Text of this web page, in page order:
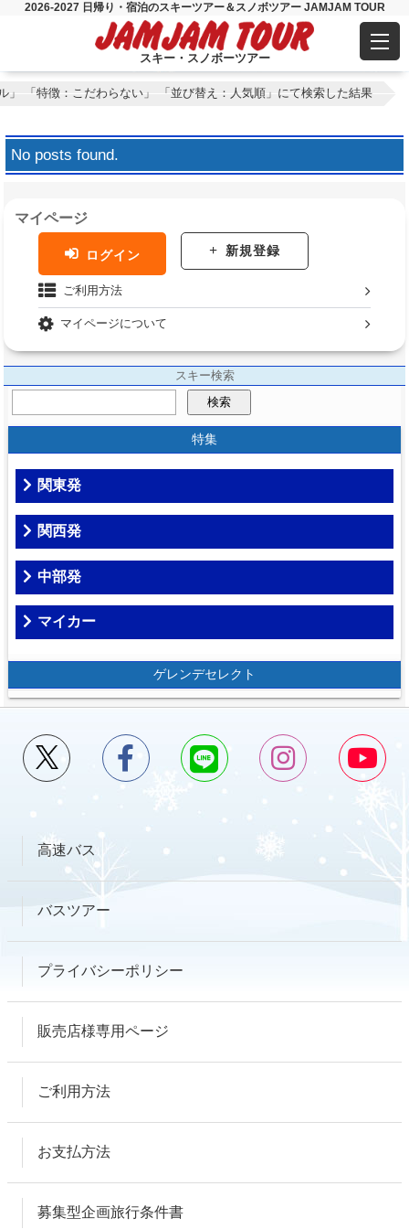
2026-2027 日帰り・宿泊のスキーツアー＆スノボツアー JAMJAM TOUR
スキー・スノボーツアー
「特徴：こだわらない」 「並び替え：人気順」にて検索した結果
No posts found.
マイページ
ログイン 新規登録
ご利用方法
マイページについて
スキー検索
検索
特集
関東発
関西発
中部発
マイカー
ゲレンデセレクト
高速バス
バスツアー
プライバシーポリシー
販売店様専用ページ
ご利用方法
お支払方法
募集型企画旅行条件書